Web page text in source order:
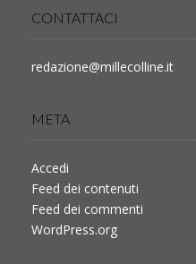
CONTATTACI
redazione@millecolline.it
META
Accedi
Feed dei contenuti
Feed dei commenti
WordPress.org